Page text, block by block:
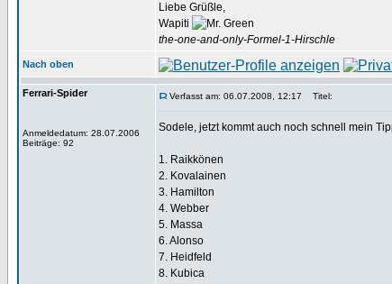
Liebe Grüßle,
Wapiti
the-one-and-only-Formel-1-Hirschle
Nach oben
Ferrari-Spider
Anmeldedatum: 28.07.2006
Beiträge: 92
Verfasst am: 06.07.2008, 12:17 Titel:
Sodele, jetzt kommt auch noch schnell mein
1. Raikkönen
2. Kovalainen
3. Hamilton
4. Webber
5. Massa
6. Alonso
7. Heidfeld
8. Kubica